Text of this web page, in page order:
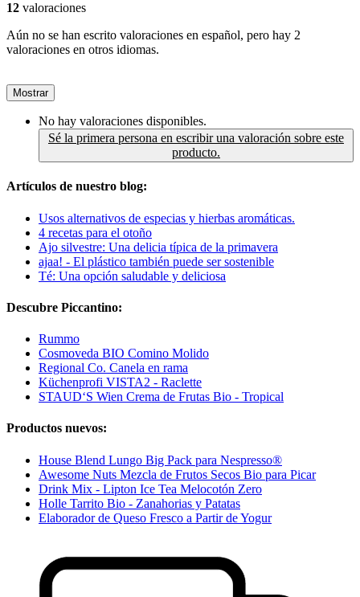
12 valoraciones
Aún no se han escrito valoraciones en español, pero hay 2
valoraciones en otros idiomas.
Mostrar
No hay valoraciones disponibles.
Sé la primera persona en escribir una valoración sobre este
producto.
Artículos de nuestro blog:
Usos alternativos de especias y hierbas aromáticas.
4 recetas para el otoño
Ajo silvestre: Una delicia típica de la primavera
ajaa! - El plástico también puede ser sostenible
Té: Una opción saludable y deliciosa
Descubre Piccantino:
Rummo
Cosmoveda BIO Comino Molido
Regional Co. Canela en rama
Küchenprofi VISTA2 - Raclette
STAUD‘S Wien Crema de Frutas Bio - Tropical
Productos nuevos:
House Blend Lungo Big Pack para Nespresso®
Awesome Nuts Mezcla de Frutos Secos Bio para Picar
Drink Mix - Lipton Ice Tea Melocotón Zero
Holle Tarrito Bio - Zanahorias y Patatas
Elaborador de Queso Fresco a Partir de Yogur